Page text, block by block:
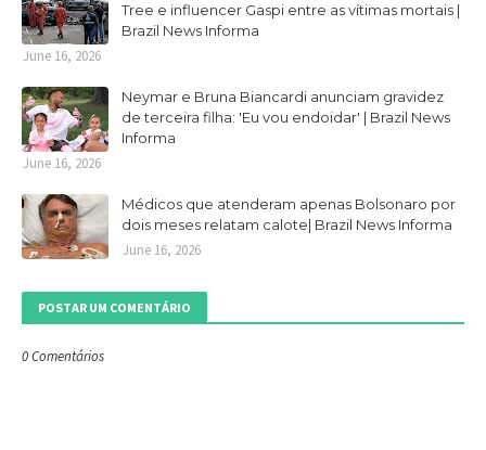
Tree e influencer Gaspi entre as vítimas mortais |
Brazil News Informa
June 16, 2026
Neymar e Bruna Biancardi anunciam gravidez
de terceira filha: 'Eu vou endoidar' | Brazil News
Informa
June 16, 2026
Médicos que atenderam apenas Bolsonaro por
dois meses relatam calote| Brazil News Informa
June 16, 2026
POSTAR UM COMENTÁRIO
0 Comentários